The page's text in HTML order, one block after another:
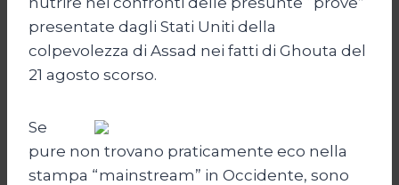
presentate dagli Stati Uniti della
colpevolezza di Assad nei fatti di Ghouta del
21 agosto scorso.
Se
pure non trovano praticamente eco nella
stampa “mainstream” in Occidente, sono